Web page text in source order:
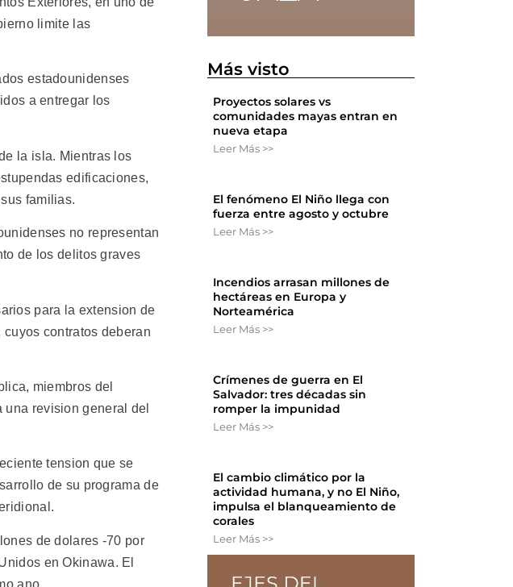
limite las
estadounidenses
a entregar los
la isla. Mientras los
edificaciones,
familias.
no representan
de los delitos graves
para la extension de
contratos deberan
miembros del
revision general del
tension que se
de su programa de
de dolares -70 por
en Okinawa. El
ano.
Más visto
Proyectos solares vs
comunidades mayas entran en
nueva etapa
Leer Más >>
El fenómeno El Niño llega con
fuerza entre agosto y octubre
Leer Más >>
Incendios arrasan millones de
hectáreas en Europa y
Norteamérica
Leer Más >>
Crímenes de guerra en El
Salvador: tres décadas sin
romper la impunidad
Leer Más >>
El cambio climático por la
actividad humana, y no El Niño,
impulsa el blanqueamiento de
corales
Leer Más >>